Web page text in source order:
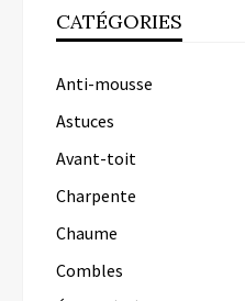
CATÉGORIES
Anti-mousse
Astuces
Avant-toit
Charpente
Chaume
Combles